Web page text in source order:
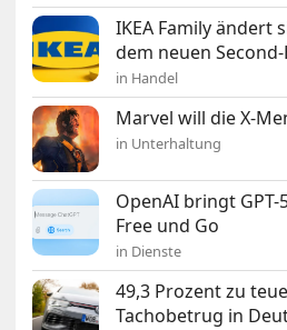
IKEA Family ändert
dem neuen
in Handel
Marvel will die X-
in Unterhaltung
OpenAI bringt GPT-
Free und Go
in Dienste
49,3 Prozent zu
Tachobetrug in